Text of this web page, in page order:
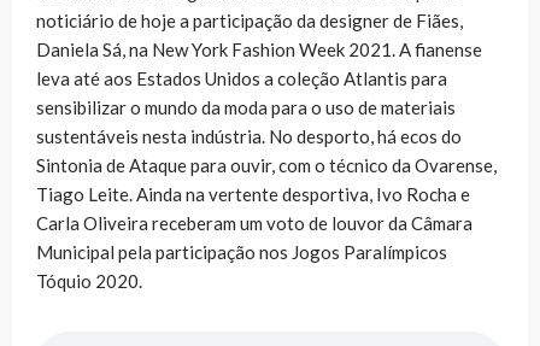
noticiário de hoje a participação da designer de Fiães,
Daniela Sá, na New York Fashion Week 2021. A fianense
leva até aos Estados Unidos a coleção Atlantis para
sensibilizar o mundo da moda para o uso de materiais
sustentáveis nesta indústria. No desporto, há ecos do
Sintonia de Ataque para ouvir, com o técnico da Ovarense,
Tiago Leite. Ainda na vertente desportiva, Ivo Rocha e
Carla Oliveira receberam um voto de louvor da Câmara
Municipal pela participação nos Jogos Paralímpicos
Tóquio 2020.